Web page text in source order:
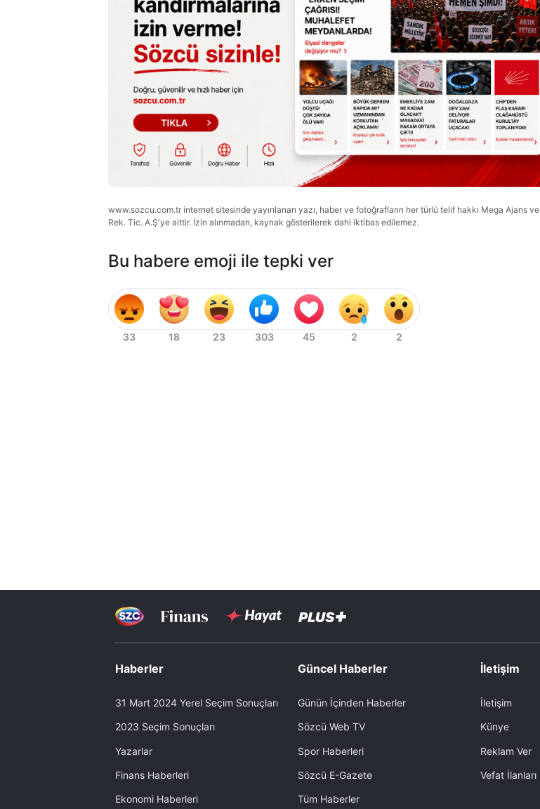
www.sozcu.com.tr internet sitesinde yayınlanan yazı, haber ve fotoğrafların her türlü telif hakkı Mega Ajans ve
Rek. Tic. A.Ş'ye aittir. İzin alınmadan, kaynak gösterilerek dahi iktibas edilemez.
Bu habere emoji ile tepki ver
Haberler
31 Mart 2024 Yerel Seçim Sonuçları
2023 Seçim Sonuçları
Yazarlar
Finans Haberleri
Ekonomi Haberleri
Güncel Haberler
Günün İçinden Haberler
Sözcü Web TV
Spor Haberleri
Sözcü E-Gazete
Tüm Haberler
İletişim
İletişim
Künye
Reklam Ver
Vefat İlanları